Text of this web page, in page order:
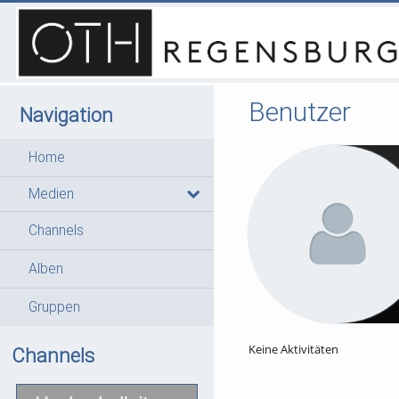
Navigation
Home
Medien
Channels
Alben
Gruppen
Channels
Benutzer
Keine Aktivitäten